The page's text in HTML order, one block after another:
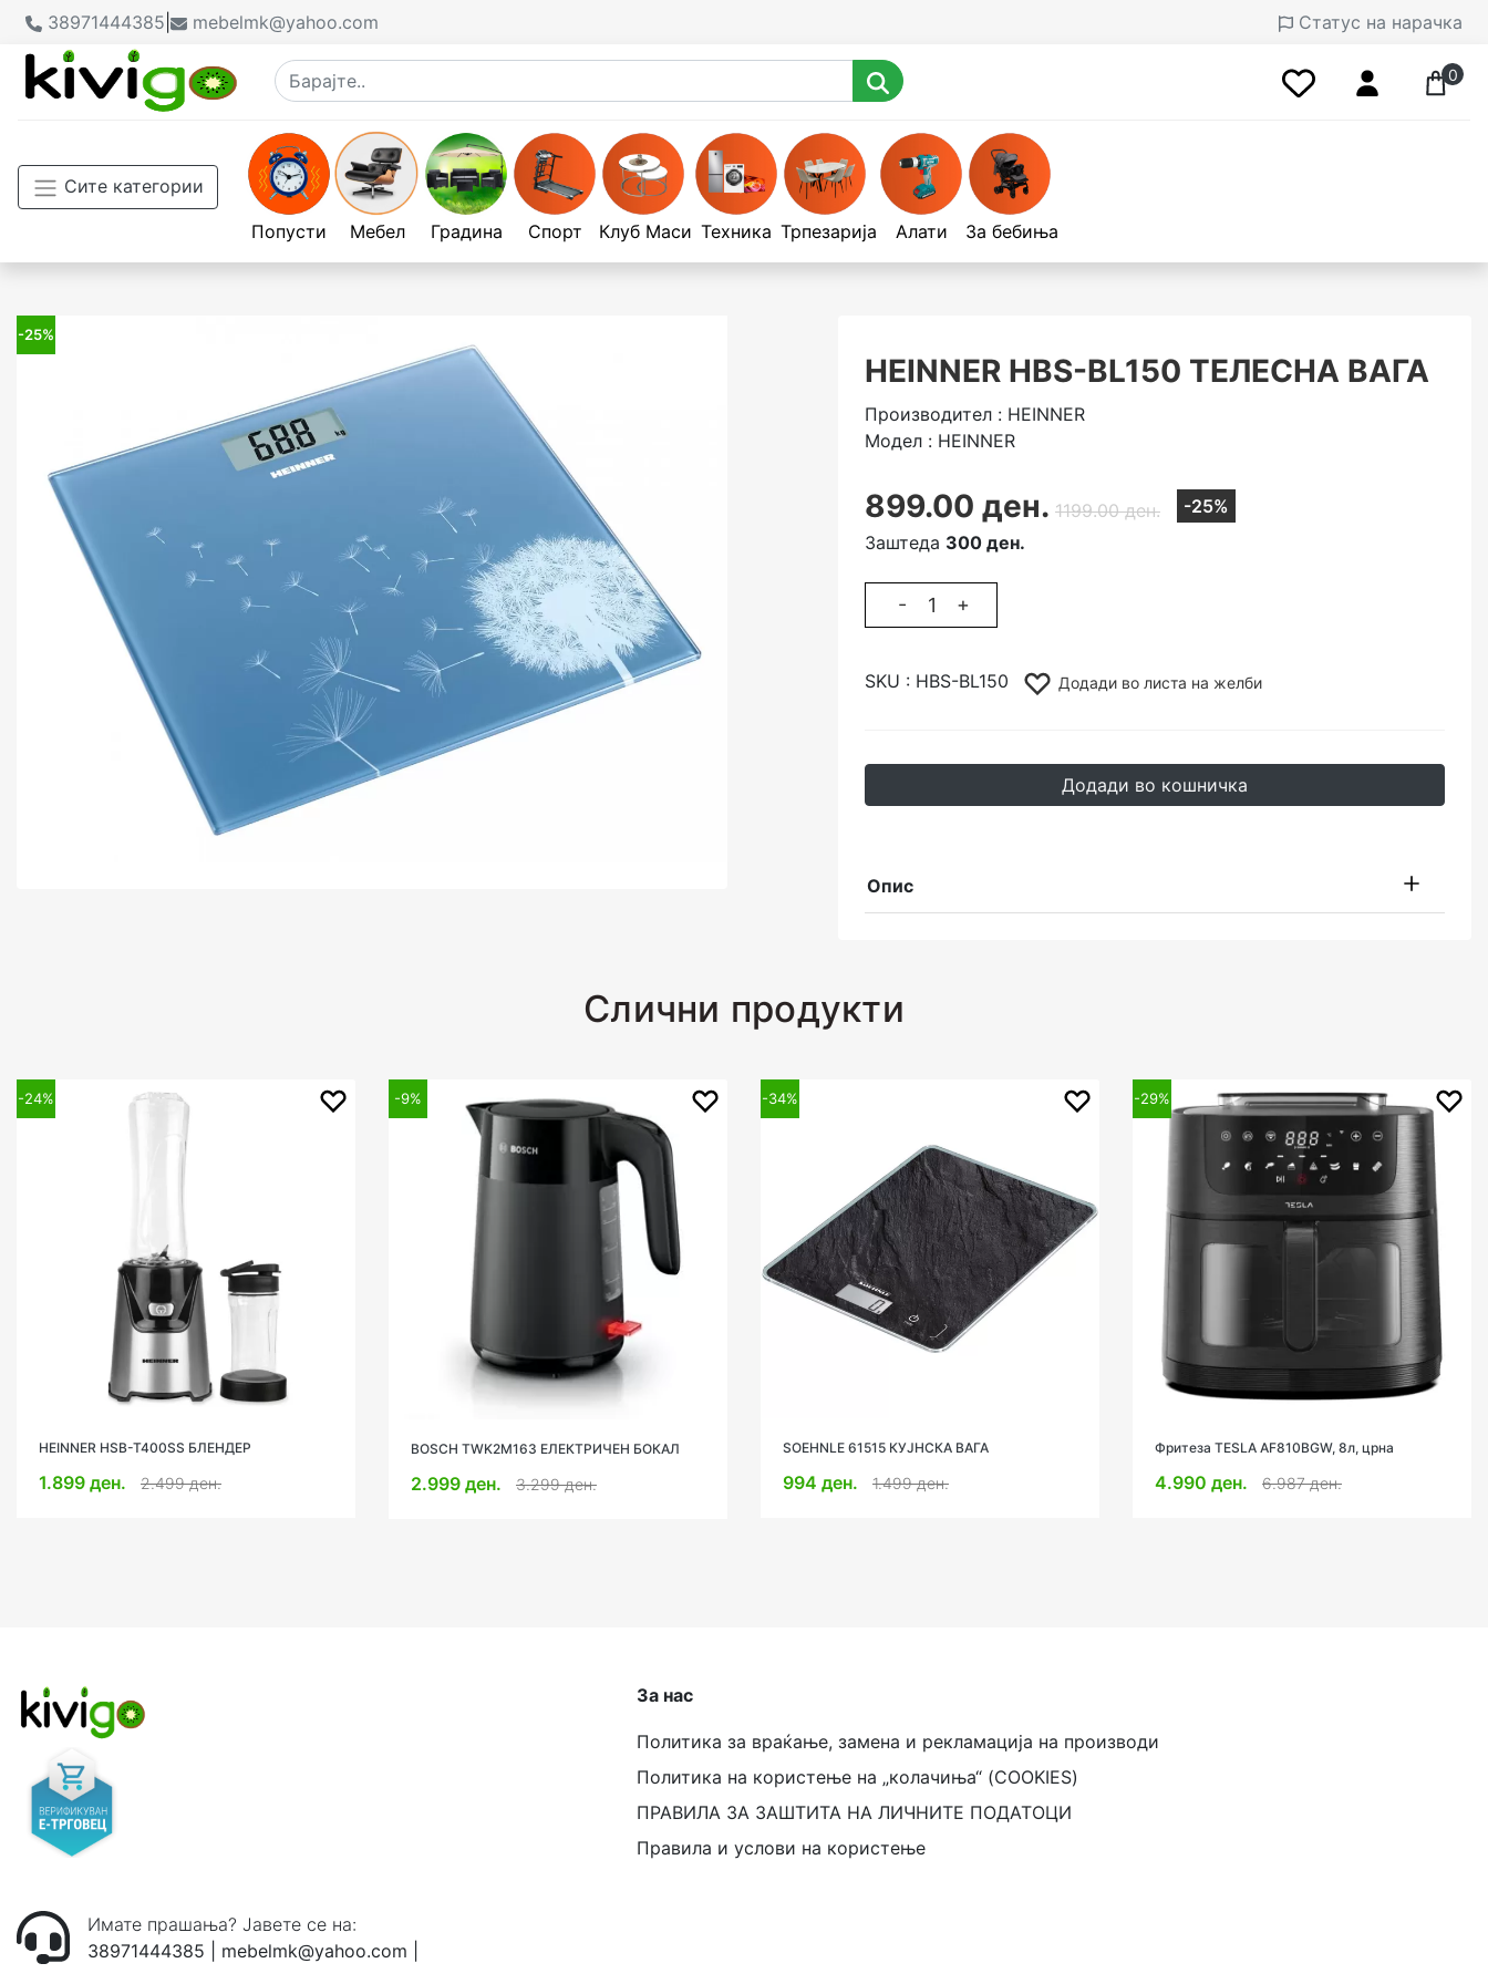
38971444385 mebelmk@yahoo.com Статус на нарачка
0
Сите категории
Попусти Мебел Градина Спорт Клуб Маси Техника Трпезарија Алати За бебиња
-25%
HEINNER HBS-BL150 ТЕЛЕСНА ВАГА
Производител : HEINNER
Модел : HEINNER
899.00 ден. 1199.00 ден.
-25%
Заштеда 300 ден.
- +
SKU : HBS-BL150 Додади во листа на желби
Додади во кошничка
Опис
Слични продукти
-24%
HEINNER HSB-T400SS БЛЕНДЕР
1.899 ден. 2.499 ден.
-9%
BOSCH TWK2M163 ЕЛЕКТРИЧЕН БОКАЛ
2.999 ден. 3.299 ден.
-34%
SOEHNLE 61515 КУЈНСКА ВАГА
994 ден. 1.499 ден.
-29%
Фритеза TESLA AF810BGW, 8л, црна
4.990 ден. 6.987 ден.
Имате прашања? Јавете се на:
38971444385
mebelmk@yahoo.com
За нас
Политика за враќање, замена и рекламација на производи
Политика на користење на „колачиња“ (COOKIES)
ПРАВИЛА ЗА ЗАШТИТА НА ЛИЧНИТЕ ПОДАТОЦИ
Правила и услови на користење